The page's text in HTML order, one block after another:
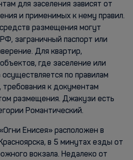
для заселения зависят от
и применимых к нему правил.
размещения могут
заграничный паспорт или
Для квартир,
где заселение или
по правилам
требования к документам
размещения. Джакузи есть
Романтический.
Енисея» расположен в
в 5 минутах езды от
вокзала. Недалеко от